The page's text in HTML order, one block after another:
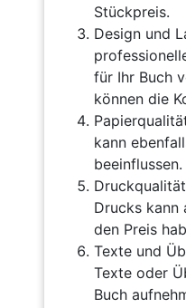
Stückpreis.
Design und
für Ihr Buch
können die
kann
beeinflussen.
Drucks kann
den Preis
Texte und
Texte oder
Buch